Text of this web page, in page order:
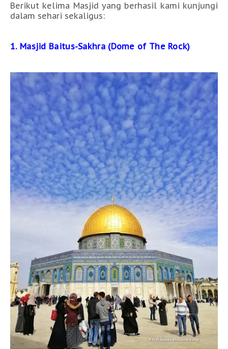
Berikut kelima Masjid yang berhasil kami kunjungi
dalam sehari sekaligus:
1. Masjid Baitus-Sakhra (Dome of The Rock)